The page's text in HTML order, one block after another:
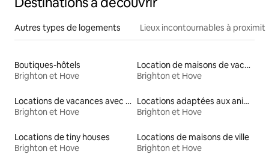
Autres types de logements Lieux incontournables à
Boutiques-hôtels
Brighton et Hove
Location de maisons de vacances
Brighton et Hove
Locations de vacances avec piscine
Brighton et Hove
Locations adaptées aux animaux
Brighton et Hove
Locations de tiny houses
Brighton et Hove
Locations de maisons de ville
Brighton et Hove